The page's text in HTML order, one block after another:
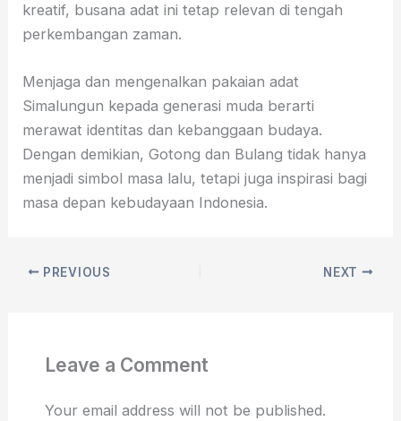
kreatif, busana adat ini tetap relevan di tengah
perkembangan zaman.
Menjaga dan mengenalkan pakaian adat
Simalungun kepada generasi muda berarti
merawat identitas dan kebanggaan budaya.
Dengan demikian, Gotong dan Bulang tidak hanya
menjadi simbol masa lalu, tetapi juga inspirasi bagi
masa depan kebudayaan Indonesia.
PREVIOUS NEXT
Leave a Comment
Your email address will not be published.